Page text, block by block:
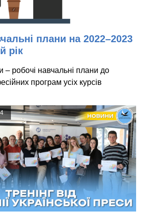
плани на 2022–2023
рік
– робочі навчальні плани до
програм усіх курсів